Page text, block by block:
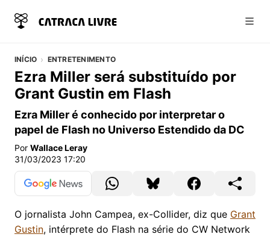
INÍCIO ENTRETENIMENTO
Ezra Miller será substituído por
Grant Gustin em Flash
Ezra Miller é conhecido por interpretar o
papel de Flash no Universo Estendido da DC
Por Wallace Leray
31/03/2023 17:20
O jornalista John Campea, ex-Collider, diz que Grant
Gustin, intérprete do Flash na série do CW Network